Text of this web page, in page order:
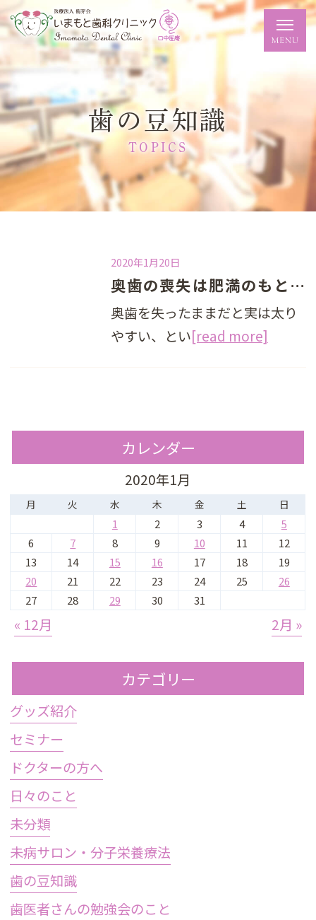
歯の豆知識
TOPICS
2020年1月20日
奥歯の喪失は肥満のもと！？
奥歯を失ったままだと実は太り
やすい、とい[read more]
カレンダー
2020年1月
月 火 水 木 金 土 日
1 2 3 4
5
6
7 8 9 10 11
12
13
14 15 16 17 18
19
20
21 22 23 24 25
26
27
28 29 30 31
« 12月 2月 »
カテゴリー
グッズ紹介
セミナー
ドクターの方へ
日々のこと
未分類
未病サロン・分子栄養療法
歯の豆知識
歯医者さんの勉強会のこと